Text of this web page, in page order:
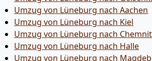
Umzug von Lüneburg nach Aachen
Umzug von Lüneburg nach Kiel
Umzug von Lüneburg nach
Umzug von Lüneburg nach Halle
Umzug von Lüneburg nach